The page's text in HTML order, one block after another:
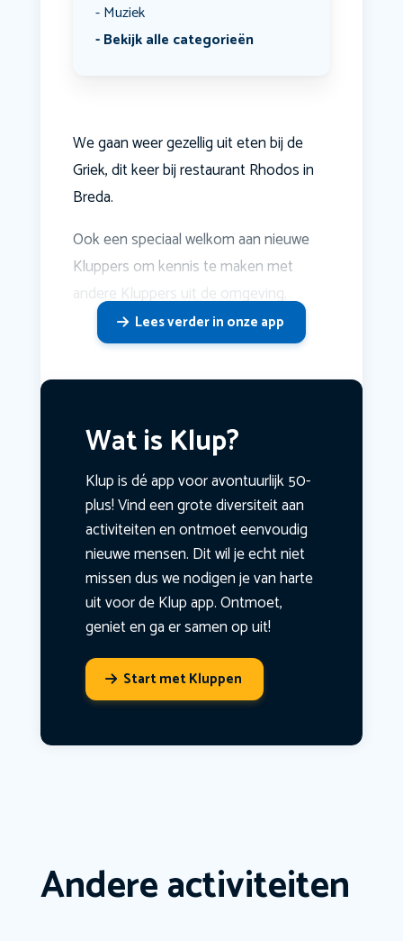
Muziek
Bekijk alle categorieën
We gaan weer gezellig uit eten bij de
Griek, dit keer bij restaurant Rhodos in
Breda.
Ook een speciaal welkom aan nieuwe
Kluppers om kennis te maken met
andere Kluppers uit de omgeving.
Lees verder in onze app
Wat is Klup?
Klup is dé app voor avontuurlijk 50-
plus! Vind een grote diversiteit aan
activiteiten en ontmoet eenvoudig
nieuwe mensen. Dit wil je echt niet
missen dus we nodigen je van harte
uit voor de Klup app. Ontmoet,
geniet en ga er samen op uit!
Start met Kluppen
Andere activiteiten